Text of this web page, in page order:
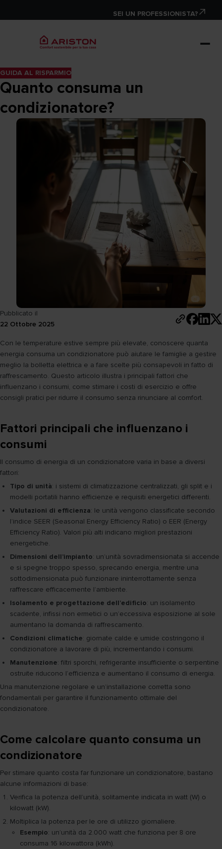
SEI UN PROFESSIONISTA?
GUIDA AL RISPARMIO
Quanto consuma un
condizionatore?
Pubblicato il
22 Ottobre 2025
Con le temperature estive sempre più elevate, conoscere quanta
energia consuma un condizionatore può aiutare le famiglie a gestire
meglio la bolletta elettrica e a fare scelte più consapevoli in fatto di
raffrescamento. Questo articolo illustra i principali fattori che
influenzano i consumi, come stimare i costi di esercizio e offre
consigli pratici per ridurre il consumo senza rinunciare al comfort.
Fattori principali che influenzano i
consumi
Il consumo di energia di un condizionatore varia in base a diversi
fattori:
Tipo di unità: i sistemi di climatizzazione centralizzati, gli split e i
modelli portatili hanno efficienze e requisiti energetici differenti.
Valutazioni di efficienza: le unità vengono classificate secondo
l’indice SEER (Seasonal Energy Efficiency Ratio) o EER (Energy
Efficiency Ratio). Valori più alti indicano migliori prestazioni
energetiche.
Dimensioni dell’impianto: un’unità sovradimensionata si accende
e si spegne troppo spesso, sprecando energia, mentre una
sottodimensionata può funzionare ininterrottamente senza
raffrescare efficacemente l’ambiente.
Isolamento e progettazione dell’edificio: un isolamento
scadente, infissi non ermetici o un’eccessiva esposizione al sole
aumentano la domanda di raffrescamento.
Condizioni climatiche: giornate calde e umide costringono il
condizionatore a lavorare di più, incrementando i consumi.
Manutenzione: filtri sporchi, refrigerante insufficiente o serpentine
ostruite riducono l’efficienza e aumentano il consumo di energia.
Una manutenzione regolare e un’installazione corretta sono
fondamentali per garantire il funzionamento ottimale del
condizionatore.
Come calcolare quanto consuma un
condizionatore
Per stimare quanto costa far funzionare un condizionatore, bastano
alcune informazioni di base:
Verifica la potenza dell’unità, solitamente indicata in watt (W) o
kilowatt (kW).
Moltiplica la potenza per le ore di utilizzo giornaliere.
Esempio: un’unità da 2.000 watt che funziona per 8 ore
consuma 16 kilowattora (kWh).